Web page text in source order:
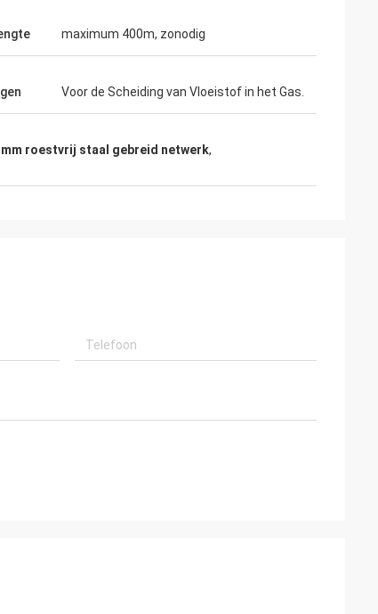
maximum 400m, zonodig
Voor de Scheiding van Vloeistof in het Gas.
roestvrij staal gebreid netwerk,